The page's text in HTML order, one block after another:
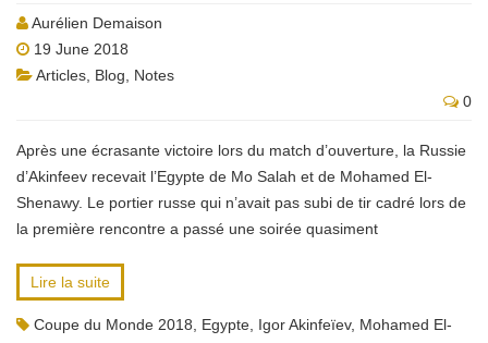
Aurélien Demaison
19 June 2018
Articles Blog
Notes
0
Après une écrasante victoire lors du match d’ouverture, la Russie
d’Akinfeev recevait l’Egypte de Mo Salah et de Mohamed El-
Shenawy. Le portier russe qui n’avait pas subi de tir cadré lors de
la première rencontre a passé une soirée quasiment
Lire la suite
Coupe du Monde 2018 Egypte Igor Akinfeïev, Mohamed El-